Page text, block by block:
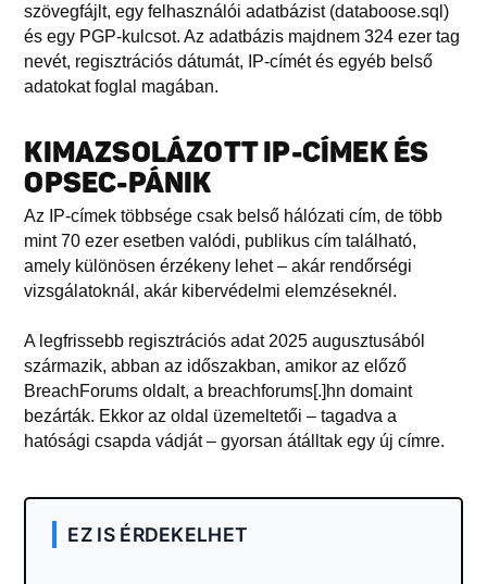
szövegfájlt, egy felhasználói adatbázist (databoose.sql)
és egy PGP-kulcsot. Az adatbázis majdnem 324 ezer tag
nevét, regisztrációs dátumát, IP-címét és egyéb belső
adatokat foglal magában.
KIMAZSOLÁZOTT IP-CÍMEK ÉS
OPSEC-PÁNIK
Az IP-címek többsége csak belső hálózati cím, de több
mint 70 ezer esetben valódi, publikus cím található,
amely különösen érzékeny lehet – akár rendőrségi
vizsgálatoknál, akár kibervédelmi elemzéseknél.
A legfrissebb regisztrációs adat 2025 augusztusából
származik, abban az időszakban, amikor az előző
BreachForums oldalt, a breachforums[.]hn domaint
bezárták. Ekkor az oldal üzemeltetői – tagadva a
hatósági csapda vádját – gyorsan átálltak egy új címre.
EZ IS ÉRDEKELHET